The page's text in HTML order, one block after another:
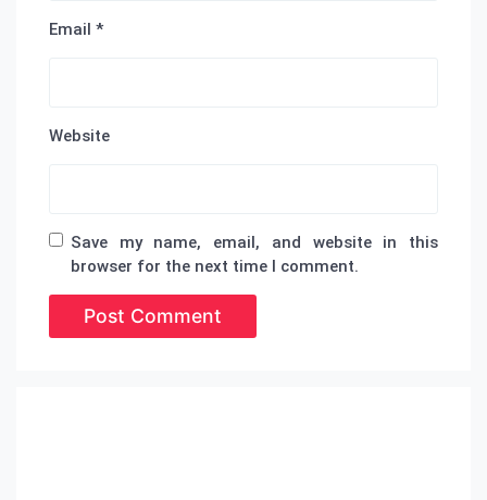
Email *
Website
Save my name, email, and website in this
browser for the next time I comment.